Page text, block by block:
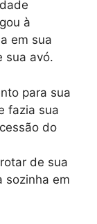
à
em sua
sua avó.
para sua
fazia sua
do
de sua
sozinha em